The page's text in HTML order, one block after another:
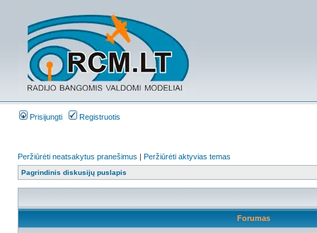
Prisijungti Registruotis
Peržiūrėti neatsakytus pranešimus | Peržiūrėti aktyvias temas
Pagrindinis diskusijų puslapis
Forumas